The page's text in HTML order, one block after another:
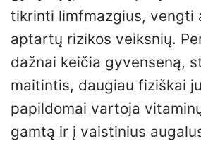
tikrinti limfmazgius, vengti
aptartų rizikos veiksnių.
dažnai keičia gyvenseną,
maitintis, daugiau fiziškai
papildomai vartoja
gamtą ir į vaistinius